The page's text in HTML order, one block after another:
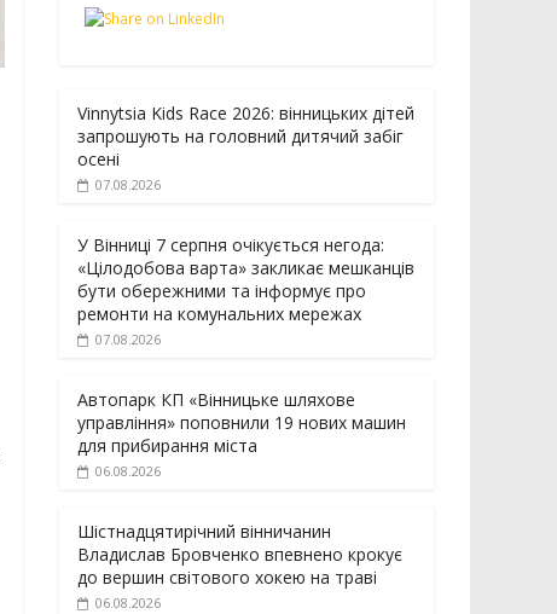
Vinnytsia Kids Race 2026: вінницьких дітей
запрошують на головний дитячий забіг
осені
07.08.2026
У Вінниці 7 серпня очікується негода:
«Цілодобова варта» закликає мешканців
бути обережними та інформує про
ремонти на комунальних мережах
07.08.2026
Автопарк КП «Вінницьке шляхове
управління» поповнили 19 нових машин
для прибирання міста
06.08.2026
Шістнадцятирічний вінничанин
Владислав Бровченко впевнено крокує
до вершин світового хокею на траві
06.08.2026